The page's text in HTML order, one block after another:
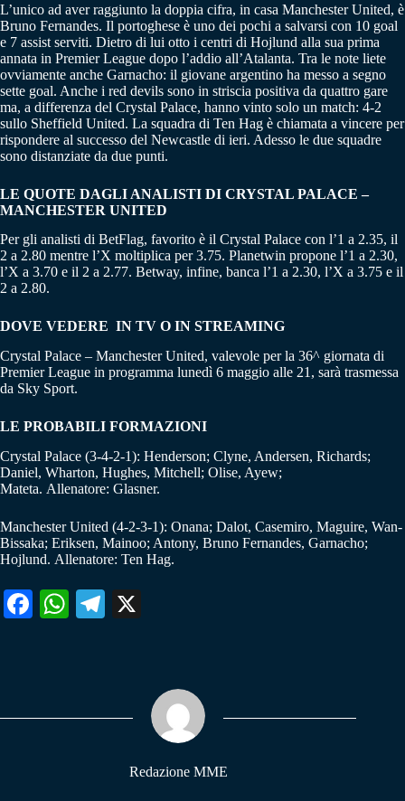
L’unico ad aver raggiunto la doppia cifra, in casa Manchester United, è
Bruno Fernandes. Il portoghese è uno dei pochi a salvarsi con 10 goal
e 7 assist serviti. Dietro di lui otto i centri di Hojlund alla sua prima
annata in Premier League dopo l’addio all’Atalanta. Tra le note liete
ovviamente anche Garnacho: il giovane argentino ha messo a segno
sette goal. Anche i red devils sono in striscia positiva da quattro gare
ma, a differenza del Crystal Palace, hanno vinto solo un match: 4-2
sullo Sheffield United. La squadra di Ten Hag è chiamata a vincere per
rispondere al successo del Newcastle di ieri. Adesso le due squadre
sono distanziate da due punti.
LE QUOTE DAGLI ANALISTI DI CRYSTAL PALACE –
MANCHESTER UNITED
Per gli analisti di BetFlag, favorito è il Crystal Palace con l’1 a 2.35, il
2 a 2.80 mentre l’X moltiplica per 3.75. Planetwin propone l’1 a 2.30,
l’X a 3.70 e il 2 a 2.77. Betway, infine, banca l’1 a 2.30, l’X a 3.75 e il
2 a 2.80.
DOVE VEDERE IN TV O IN STREAMING
Crystal Palace – Manchester United, valevole per la 36^ giornata di
Premier League in programma lunedì 6 maggio alle 21, sarà trasmessa
da Sky Sport.
LE PROBABILI FORMAZIONI
Crystal Palace (3-4-2-1): Henderson; Clyne, Andersen, Richards;
Daniel, Wharton, Hughes, Mitchell; Olise, Ayew;
Mateta. Allenatore: Glasner.
Manchester United (4-2-3-1): Onana; Dalot, Casemiro, Maguire, Wan-
Bissaka; Eriksen, Mainoo; Antony, Bruno Fernandes, Garnacho;
Hojlund. Allenatore: Ten Hag.
Fa W
pp
Te
m
Redazione MME